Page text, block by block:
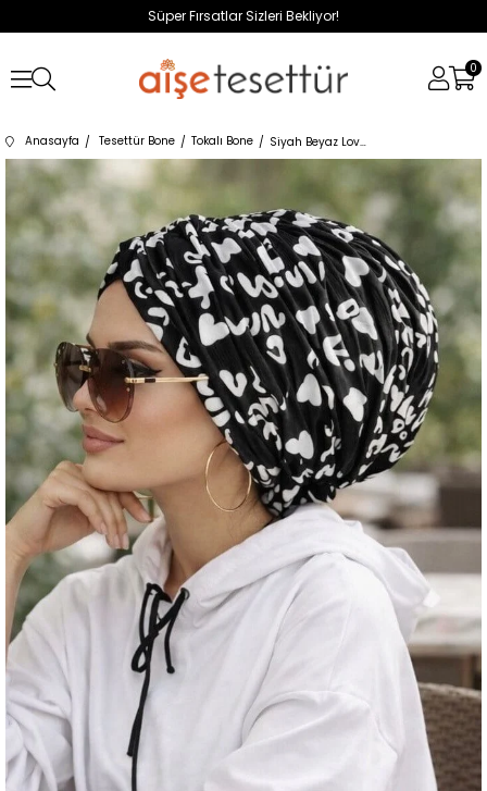
Süper Fırsatlar Sizleri Bekliyor!
0
Anasayfa Tesettür Bone Tokalı Bone Siyah Beyaz Love Desen Tokalı Bone